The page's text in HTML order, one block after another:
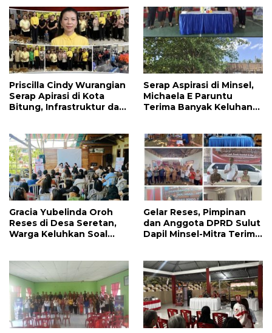
Jalan di Tandengan I
Priscilla Cindy Wurangian
Serap Apirasi di Kota
Bitung, Infrastruktur dan
Warga
Serap Aspirasi di Minsel,
Michaela E Paruntu
Terima Banyak Keluhan
Gracia Yubelinda Oroh
Reses di Desa Seretan,
Warga Keluhkan Soal
Gelar Reses, Pimpinan
dan Anggota DPRD Sulut
Dapil Minsel-Mitra Terima